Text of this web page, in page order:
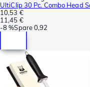
UltiClip 30 Pc. Combo Head
10,53 €
11,45 €
-8 %Spare0,92